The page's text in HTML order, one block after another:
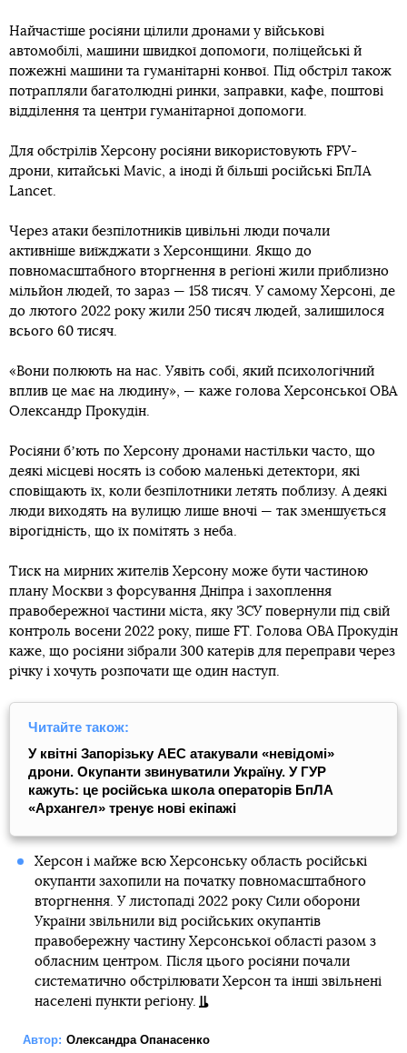
Найчастіше росіяни цілили дронами у військові
автомобілі, машини швидкої допомоги, поліцейські й
пожежні машини та гуманітарні конвої. Під обстріл також
потрапляли багатолюдні ринки, заправки, кафе, поштові
відділення та центри гуманітарної допомоги.
Для обстрілів Херсону росіяни використовують FPV-
дрони, китайські Mavic, а іноді й більші російські БпЛА
Lancet.
Через атаки безпілотників цивільні люди почали
активніше виїжджати з Херсонщини. Якщо до
повномасштабного вторгнення в регіоні жили приблизно
мільйон людей, то зараз — 158 тисяч. У самому Херсоні, де
до лютого 2022 року жили 250 тисяч людей, залишилося
всього 60 тисяч.
«Вони полюють на нас. Уявіть собі, який психологічний
вплив це має на людину», — каже голова Херсонської ОВА
Олександр Прокудін.
Росіяни бʼють по Херсону дронами настільки часто, що
деякі місцеві носять із собою маленькі детектори, які
сповіщають їх, коли безпілотники летять поблизу. А деякі
люди виходять на вулицю лише вночі — так зменшується
вірогідність, що їх помітять з неба.
Тиск на мирних жителів Херсону може бути частиною
плану Москви з форсування Дніпра і захоплення
правобережної частини міста, яку ЗСУ повернули під свій
контроль восени 2022 року, пише FT. Голова ОВА Прокудін
каже, що росіяни зібрали 300 катерів для переправи через
річку і хочуть розпочати ще один наступ.
Читайте також:
У квітні Запорізьку АЕС атакували «невідомі»
дрони. Окупанти звинуватили Україну. У ГУР
кажуть: це російська школа операторів БпЛА
«Архангел» тренує нові екіпажі
Херсон і майже всю Херсонську область російські
окупанти захопили на початку повномасштабного
вторгнення. У листопаді 2022 року Сили оборони
України звільнили від російських окупантів
правобережну частину Херсонської області разом з
обласним центром. Після цього росіяни почали
систематично обстрілювати Херсон та інші звільнені
населені пункти регіону.
Автор: Олександра Опанасенко